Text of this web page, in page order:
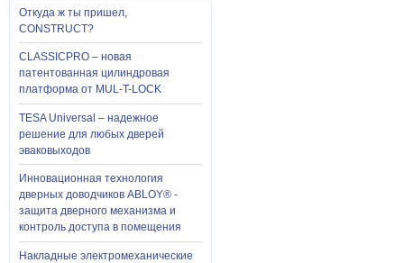
Откуда ж ты пришел,
CONSTRUCT?
CLASSICPRO – новая
патентованная цилиндровая
платформа от MUL-T-LOCK
TESA Universal – надежное
решение для любых дверей
эваковыходов
Инновационная технология
дверных доводчиков ABLOY® -
защита дверного механизма и
контроль доступа в помещения
Накладные электромеханические